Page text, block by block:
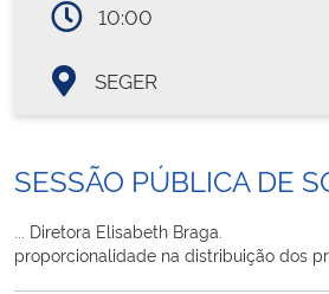
10:00
SEGER
SESSÃO PÚBLICA DE
... Diretora Elisabeth Braga.
proporcionalidade na distribuição dos